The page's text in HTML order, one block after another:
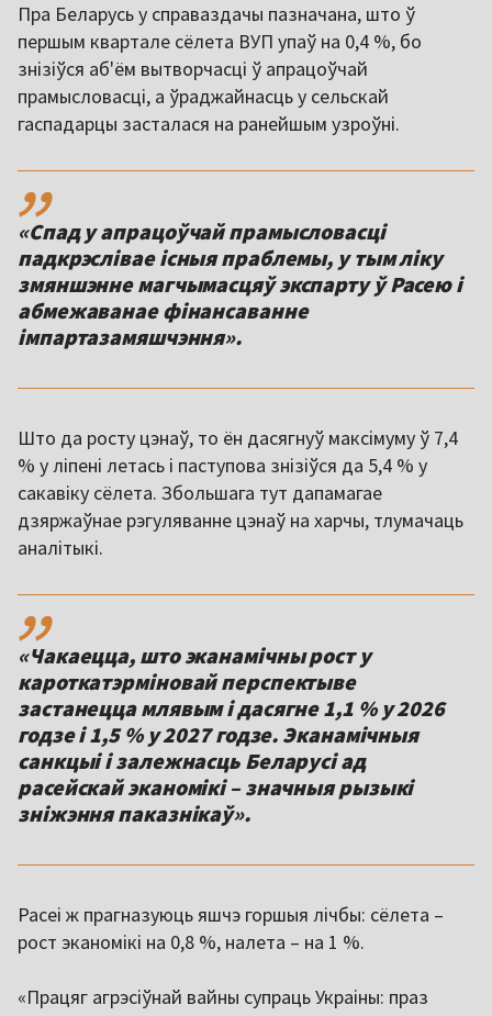
Пра Беларусь у справаздачы пазначана, што ў
першым квартале сёлета ВУП упаў на 0,4 %, бо
знізіўся аб'ём вытворчасці ў апрацоўчай
прамысловасці, а ўраджайнасць у сельскай
гаспадарцы засталася на ранейшым узроўні.
,,
«Спад у апрацоўчай прамысловасці
падкрэслівае існыя праблемы, у тым ліку
змяншэнне магчымасцяў экспарту ў Расею і
абмежаванае фінансаванне
імпартазамяшчэння».
Што да росту цэнаў, то ён дасягнуў максімуму ў 7,4
% у ліпені летась і паступова знізіўся да 5,4 % у
сакавіку сёлета. Збольшага тут дапамагае
дзяржаўнае рэгуляванне цэнаў на харчы, тлумачаць
аналітыкі.
,,
«Чакаецца, што эканамічны рост у
кароткатэрміновай перспектыве
застанецца млявым і дасягне 1,1 % у 2026
годзе і 1,5 % у 2027 годзе. Эканамічныя
санкцыі і залежнасць Беларусі ад
расейскай эканомікі – значныя рызыкі
зніжэння паказнікаў».
Расеі ж прагназуюць яшчэ горшыя лічбы: сёлета –
рост эканомікі на 0,8 %, налета – на 1 %.
«Працяг агрэсіўнай вайны супраць Украіны: праз